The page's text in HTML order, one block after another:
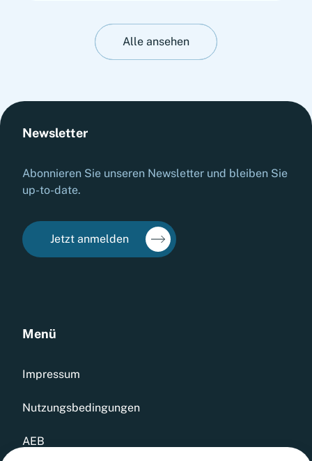
perspective on stress-testing liquidity resilience.
It highlights practical measures to strengthen
cash management, stabilize operations and
Alle ansehen
Menü
Impressum
Nutzungsbedingungen
AEB
Newsletter
Abonnieren Sie unseren Newsletter und bleiben Sie
up-to-date.
Jetzt anmelden